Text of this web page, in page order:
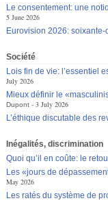
Le consentement: une
5 June 2026
Eurovision 2026:
Société
Lois fin de vie: l’essentiel
July 2026
Mieux définir le
Dupont
3 July 2026
L’éthique discutable des
Inégalités, discrimination
Quoi qu’il en coûte: le
Les «jours de
May 2026
Les ratés du système de